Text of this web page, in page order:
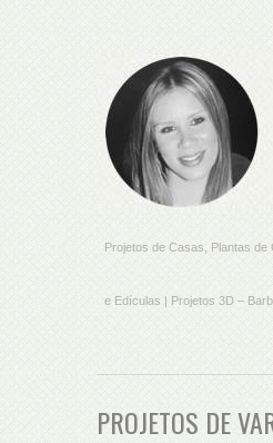
Projetos de Casas, Plantas
e Edículas | Projetos 3D –
PROJETOS DE